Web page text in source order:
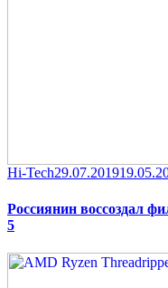
Category
Hi-TechPosted
29.07.2019
Россиянин воссоздал
5